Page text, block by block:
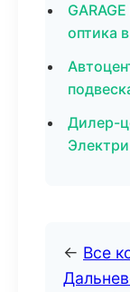
оптика
Дилер-
← Все